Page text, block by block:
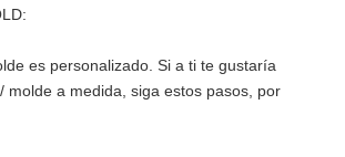
es personalizado. Si a ti te gustaría
molde a medida, siga estos pasos, por